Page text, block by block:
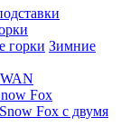
Зимние
Fox
Fox с двумя